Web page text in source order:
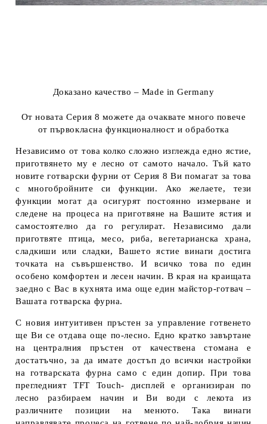
Доказано качество – Made in Germany
От новата Серия 8 можете да очаквате много повече
от първокласна функционалност и обработка
Независимо от това колко сложно изглежда едно ястие,
приготвянето му е лесно от самото начало. Тъй като
новите готварски фурни от Серия 8 Ви помагат за това
с многобройните си функции. Ако желаете, тези
функции могат да осигурят постоянно измерване и
следене на процеса на приготвяне на Вашите ястия и
самостоятелно да го регулират. Независимо дали
приготвяте птица, месо, риба, вегетарианска храна,
сладкиши или сладки, Вашето ястие винаги достига
точката на съвършенство. И всичко това по един
особено комфортен и лесен начин. В края на краищата
заедно с Вас в кухнята има още един майстор-готвач –
Вашата готварска фурна.
С новия интуитивен пръстен за управление готвенето
ще Ви се отдава още по-лесно. Едно кратко завъртане
на централния пръстен от качествена стомана е
достатъчно, за да имате достъп до всички настройки
на готварската фурна само с един допир. При това
прегледният TFT Touch- дисплей е организиран по
лесно разбираем начин и Ви води с лекота из
различните позиции на менюто. Така винаги